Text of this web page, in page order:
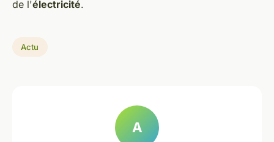
de l'électricité.
Actu
A